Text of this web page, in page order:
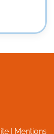
| Mentions